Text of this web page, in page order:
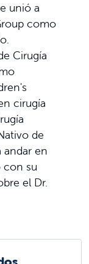
unió a
como
Cirugía
cirugía
de
andar en
con su
el Dr.